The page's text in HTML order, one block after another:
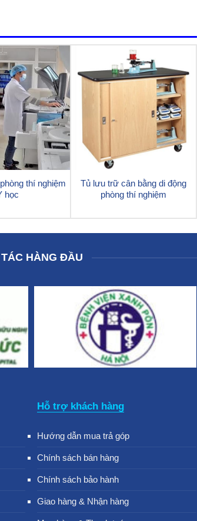
thí nghiệm
học
Tủ lưu trữ cân bằng di động
phòng thí nghiệm
HÀNG ĐẦU
Hỗ trợ khách hàng
Hướng dẫn mua trả góp
Chính sách bán hàng
Chính sách bảo hành
Giao hàng & Nhận hàng